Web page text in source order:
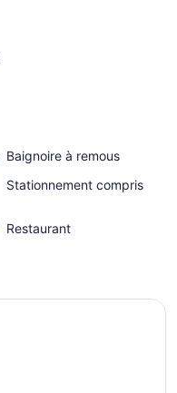
Baignoire à remous
Stationnement compris
Restaurant